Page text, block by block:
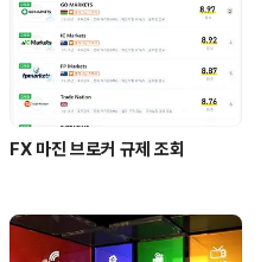
FX 마진 브로커 규제 조회